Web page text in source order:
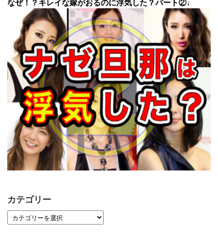
なぜ！？キレイな嫁がおるのに浮気した？パート②↓
カテゴリー